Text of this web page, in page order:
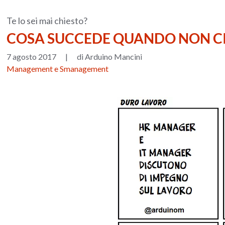
Te lo sei mai chiesto?
COSA SUCCEDE QUANDO NON
7 agosto 2017 |
di Arduino Mancini
Management e Smanagement